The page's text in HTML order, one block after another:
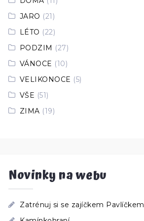
JARO (21)
LÉTO (22)
PODZIM (27)
VÁNOCE (10)
VELIKONOCE (5)
VŠE (51)
ZIMA (19)
Novinky na webu
Zatrénuj si se zajíčkem Pavlíčkem